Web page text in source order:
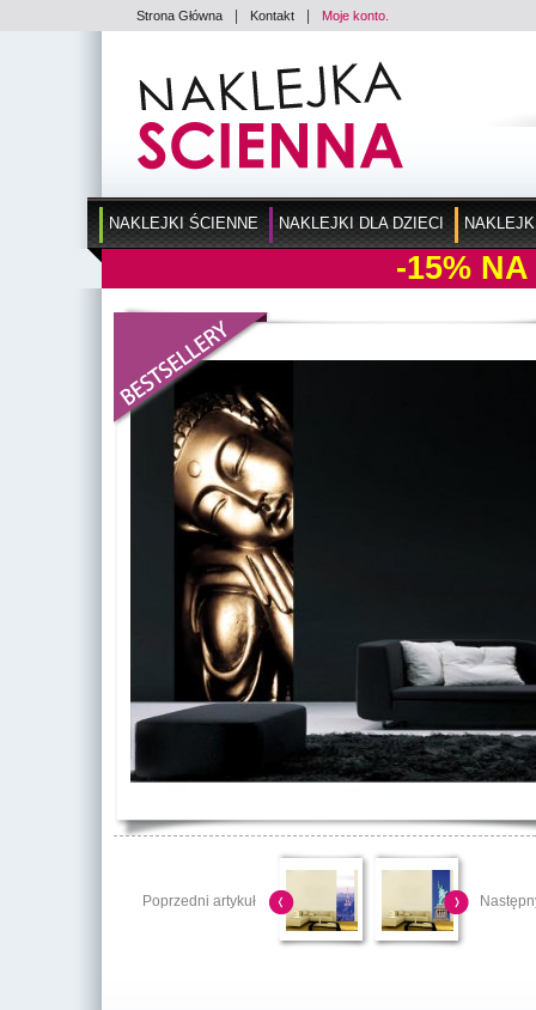
Strona Główna Kontakt Moje konto.
NAKLEJKI ŚCIENNE NAKLEJKI DLA DZIECI
-15% NA
Poprzedni artykuł